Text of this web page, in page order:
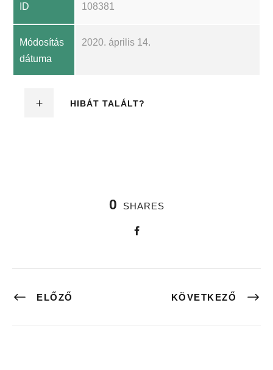
ID 108381
Módosítás
dátuma
2020. április 14.
HIBÁT TALÁLT?
0 SHARES
ELŐZŐ KÖVETKEZŐ